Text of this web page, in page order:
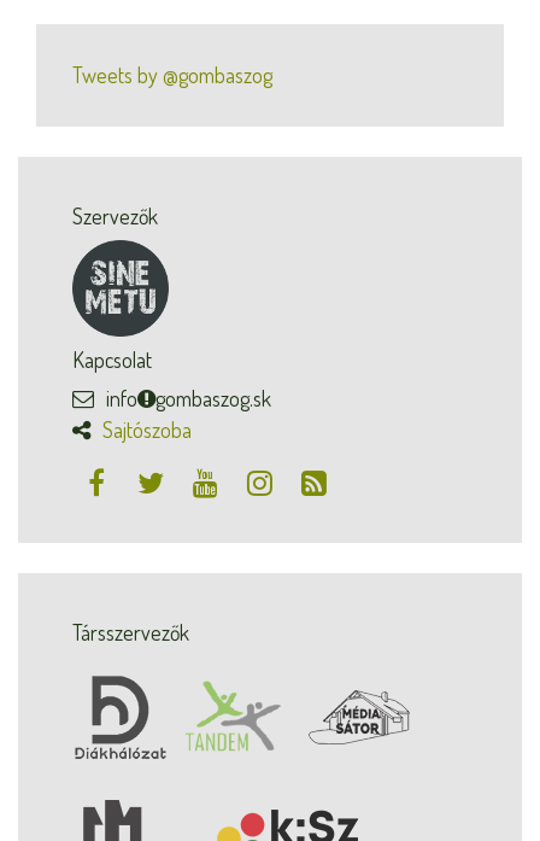
Tweets by @gombaszog
Szervezők
Kapcsolat
info
gombaszog.sk
Sajtószoba
Társszervezők